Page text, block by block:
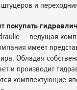
и
покупать
— ведущая
имеет
Обладая
и производит
комплектующие